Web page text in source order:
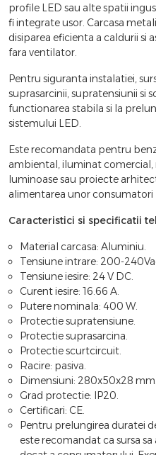
profile LED sau alte spatii
fi integrate usor. Carcasa
disiparea eficienta a caldurii si
fara ventilator.
Pentru siguranta instalatiei,
suprasarcinii, supratensiunii si
functionarea stabila si la
sistemului LED.
Este recomandata pentru
ambiental, iluminat
luminoase sau proiecte
alimentarea unor consumatori
Caracteristici si specificatii
Material carcasa: Aluminiu.
Tensiune intrare: 200-
Tensiune iesire: 24 V DC.
Curent iesire: 16.66 A.
Putere nominala: 400 W.
Protectie supratensiune.
Protectie suprasarcina.
Protectie scurtcircuit.
Racire: pasiva.
Dimensiuni: 280x50x28 mm.
Grad protectie: IP20.
Certificari: CE.
Pentru prelungirea duratei
este recomandat ca sursa